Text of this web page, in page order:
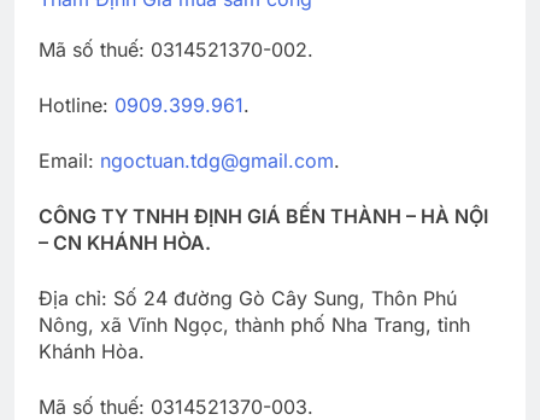
Mã số thuế: 0314521370-002.
Hotline: 0909.399.961.
Email: ngoctuan.tdg@gmail.com.
CÔNG TY TNHH ĐỊNH GIÁ BẾN THÀNH – HÀ NỘI
– CN KHÁNH HÒA.
Địa chỉ: Số 24 đường Gò Cây Sung, Thôn Phú
Nông, xã Vĩnh Ngọc, thành phố Nha Trang, tỉnh
Khánh Hòa.
Mã số thuế: 0314521370-003.